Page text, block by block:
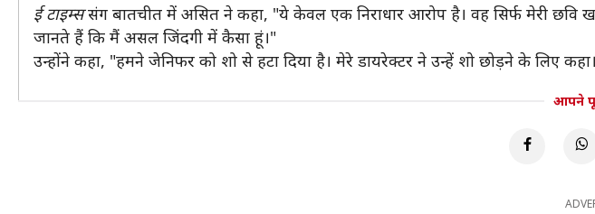
ई टाइम्ससंग बातचीत में असित ने कहा, "ये केवल एक निराधार आरोप है। वह सिर्फ मेरी छवि
जानते हैं कि मैं असल जिंदगी में कैसा हूं।"
उन्होंने कहा, "हमने जेनिफर को शो से हटा दिया है। मेरे डायरेक्टर ने उन्हें शो छोड़ने के लिए
आपने